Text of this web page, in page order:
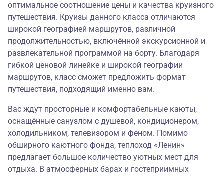
оптимальное соотношение цены и качества круизного
путешествия. Круизы данного класса отличаются
широкой географией маршрутов, различной
продолжительностью, включённой экскурсионной и
развлекательной программой на борту. Благодаря
гибкой ценовой линейке и широкой географии
маршрутов, класс сможет предложить формат
путешествия, подходящий именно вам.
Вас ждут просторные и комфортабельные каюты,
оснащённые санузлом с душевой, кондиционером,
холодильником, телевизором и феном. Помимо
обширного каютного фонда, теплоход «Ленин»
предлагает большое количество уютных мест для
отдыха. В атмосферных барах и гостеприимных